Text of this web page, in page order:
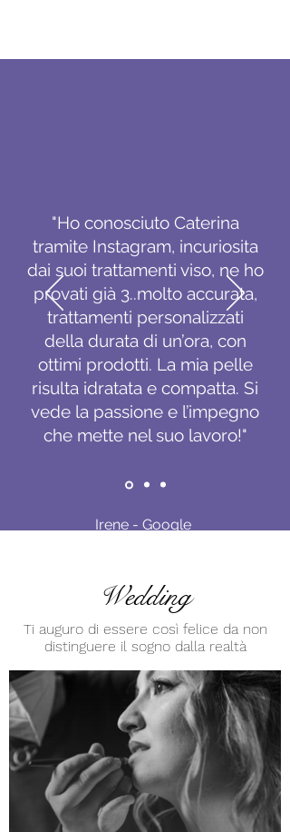
"Ho conosciuto Caterina
tramite Instagram, incuriosita
dai suoi trattamenti viso, ne ho
provati già 3..molto accurata,
trattamenti personalizzati
della durata di un’ora, con
ottimi prodotti. La mia pelle
risulta idratata e compatta. Si
vede la passione e l’impegno
che mette nel suo lavoro!"
Irene - Google
Wedding
Ti auguro di essere così felice da non
distinguere il sogno dalla realtà